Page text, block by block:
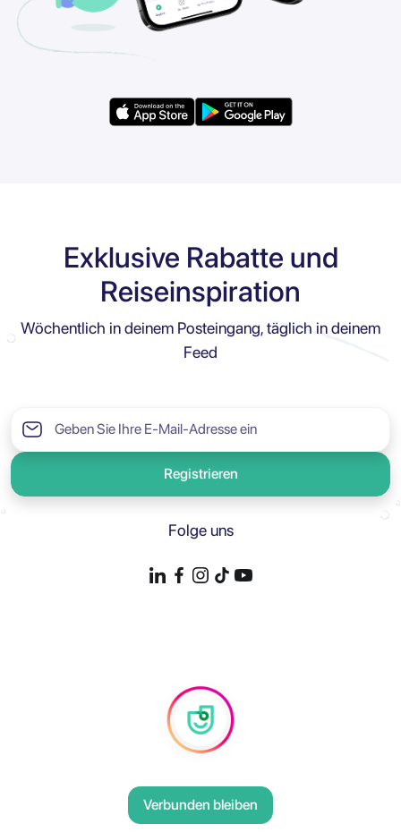
Exklusive Rabatte und
Reiseinspiration
Wöchentlich in deinem Posteingang, täglich in deinem
Feed
Registrieren
Folge uns
Verbunden bleiben